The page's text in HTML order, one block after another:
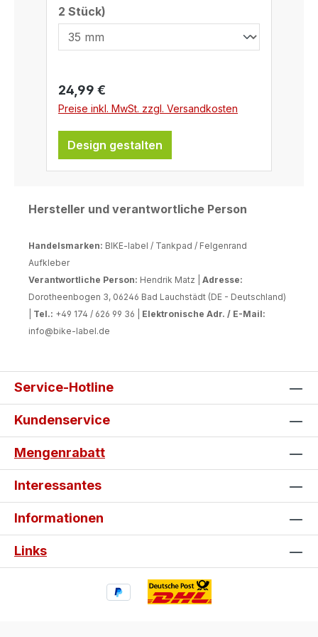
Größen – Perfekt für Vorder- und
Hinterrad individuell anpassbar.✅
Einfache Anwendung –
anzubringen. ⚠ Wichtiger Hinweis:
Die Breite des Schriftzugs hängt von
Schriftart und Buchstabenhöhe ab
und kann variieren. Bei
Unsicherheiten kontaktiere uns bitte
vorab! So funktioniert’s: Wähle deine
Buchstabenhöhe für Vorder- und
Schriftart an. Schließe dein Design
ab und bestelle dein Unikat!
Perfektioniere das Design deiner
Felgen mit einem einzigartigen
Aufkleber – jetzt selbst gestalten!
2 Stück)
Regulärer Preis:
24,99 €
Preise inkl. MwSt. zzgl. Versandkosten
Design gestalten
Hersteller und verantwortliche Person
Handelsmarken: BIKE-label / Tankpad / Felgenrand
Aufkleber
Verantwortliche Person: Hendrik Matz | Adresse:
Dorotheenbogen 3, 06246 Bad Lauchstädt (DE - Deutschland)
Tel.: +49 174 / 626 99 36 | Elektronische Adr. / E-Mail:
info@bike-label.de
Service-Hotline
Kundenservice
Mengenrabatt
Interessantes
Informationen
Links